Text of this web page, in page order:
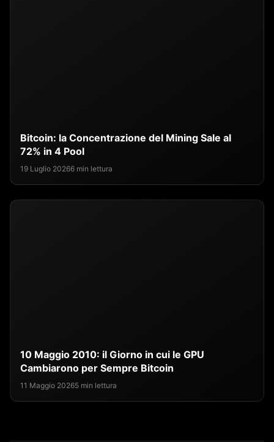
Bitcoin: la Concentrazione del Mining Sale al
72% in 4 Pool
19 Luglio 20266 min lettura
10 Maggio 2010: il Giorno in cui le GPU
Cambiarono per Sempre Bitcoin
11 Maggio 20265 min lettura